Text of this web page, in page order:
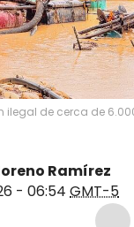
de cerca de
Ramírez
- 06:54 GMT-5